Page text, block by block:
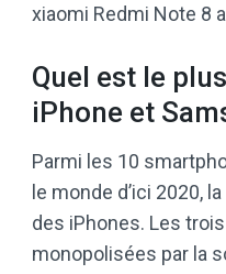
xiaomi Redmi Note 8
Quel est le
iPhone et
Parmi les 10
le monde d’ici 2020,
des iPhones. Les
monopolisées par la